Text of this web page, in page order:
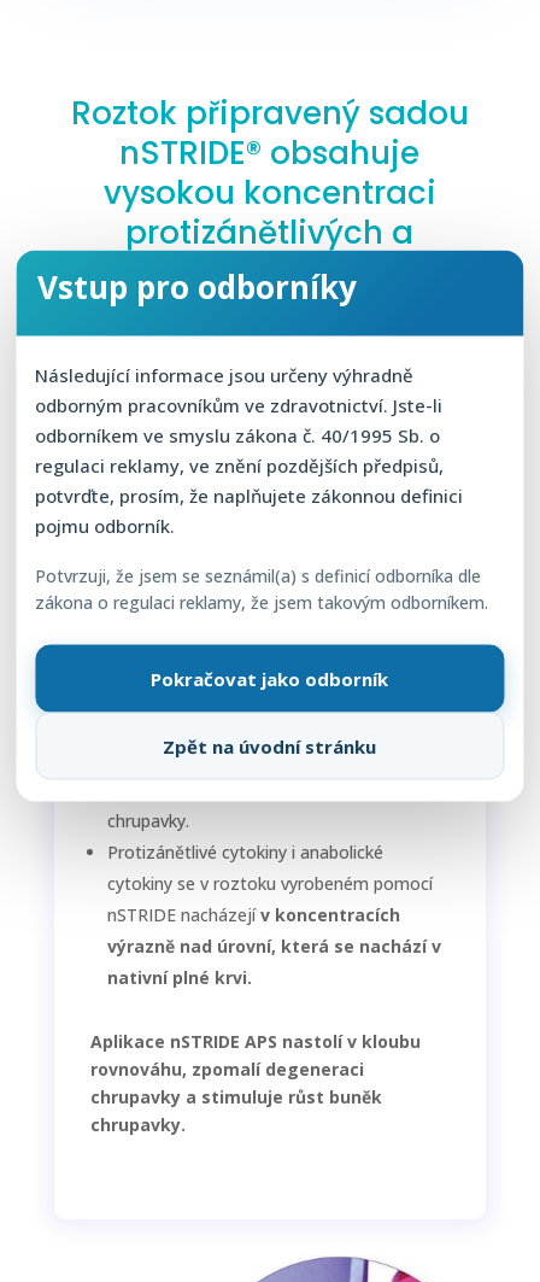
Roztok připravený sadou
nSTRIDE® obsahuje
vysokou koncentraci
protizánětlivých a
anabolických cytokinů.
Jaké látky obsahuje roztok
připravený sadou nSTRIDE?
Vysoké hladiny protizánětlivých
cytokinů IL-1ra, sIL-1R, sTNF-RI a sTNF-
RII, které zabrání tvorbě zvýšeného
protizánětlivých proteinů je zpomalena
Anabolické cytokiny včetně IGF-1 a
chrupavky.
Protizánětlivé cytokiny i anabolické
cytokiny se v roztoku vyrobeném pomocí
nSTRIDE nacházejív koncentracích
výrazně nad úrovní, která se nachází v
nativní plné krvi.
Aplikace nSTRIDE APS nastolí v kloubu
rovnováhu, zpomalí degeneraci
chrupavky a stimuluje růst buněk
chrupavky.
Vstup pro odborníky
Následující informace jsou určeny výhradně
odborným pracovníkům ve zdravotnictví. Jste-li
odborníkem ve smyslu zákona č. 40/1995 Sb. o
regulaci reklamy, ve znění pozdějších předpisů,
potvrďte, prosím, že naplňujete zákonnou definici
pojmu odborník.
Potvrzuji, že jsem se seznámil(a) s definicí odborníka dle
zákona o regulaci reklamy, že jsem takovým odborníkem.
Pokračovat jako odborník
Zpět na úvodní stránku